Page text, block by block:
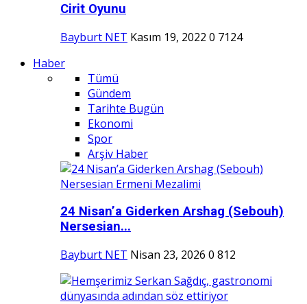
Cirit Oyunu
Bayburt NET Kasım 19, 2022 0 7124
Haber
Tümü
Gündem
Tarihte Bugün
Ekonomi
Spor
Arşiv Haber
24 Nisan’a Giderken Arshag (Sebouh)
Nersesian...
Bayburt NET Nisan 23, 2026 0 812